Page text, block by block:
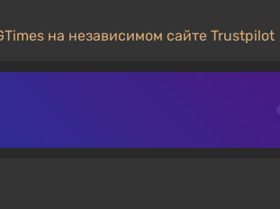
на независимом сайте Trustpilot